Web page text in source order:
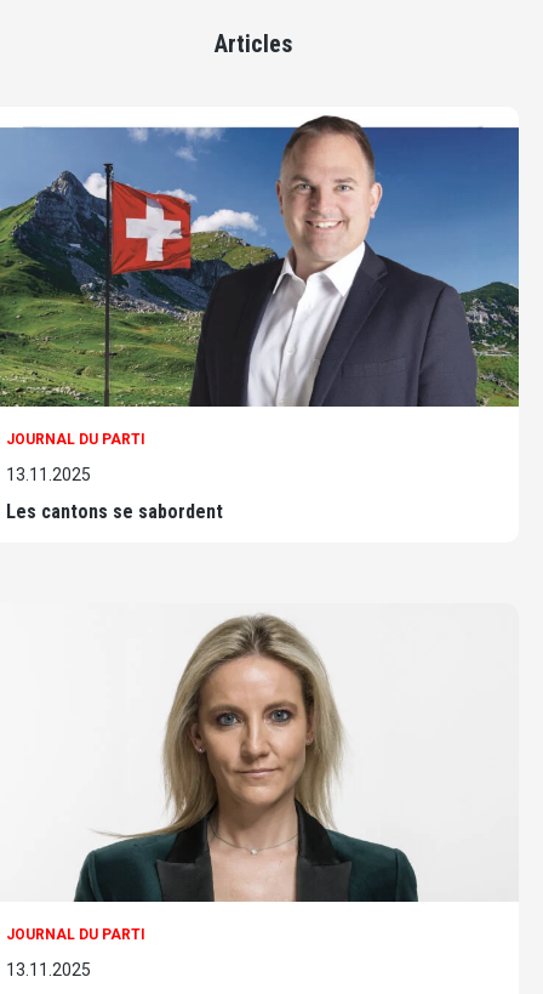
Articles
JOURNAL DU PARTI
13.11.2025
Les cantons se sabordent
JOURNAL DU PARTI
13.11.2025